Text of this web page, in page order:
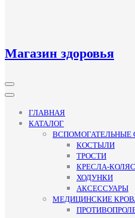
Магазин здоровья
Кнопка
Открыть
ГЛАВНАЯ
КАТАЛОГ
ВСПОМОГАТЕЛЬНЫЕ
КОСТЫЛИ
ТРОСТИ
КРЕСЛА-
ХОДУНКИ
АКСЕССУАРЫ
МЕДИЦИНСКИЕ